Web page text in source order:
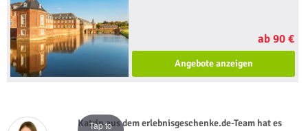
ab 90 €
Angebote anzeigen
Katrin aus dem erlebnisgeschenke.de-Team hat es
Tap to